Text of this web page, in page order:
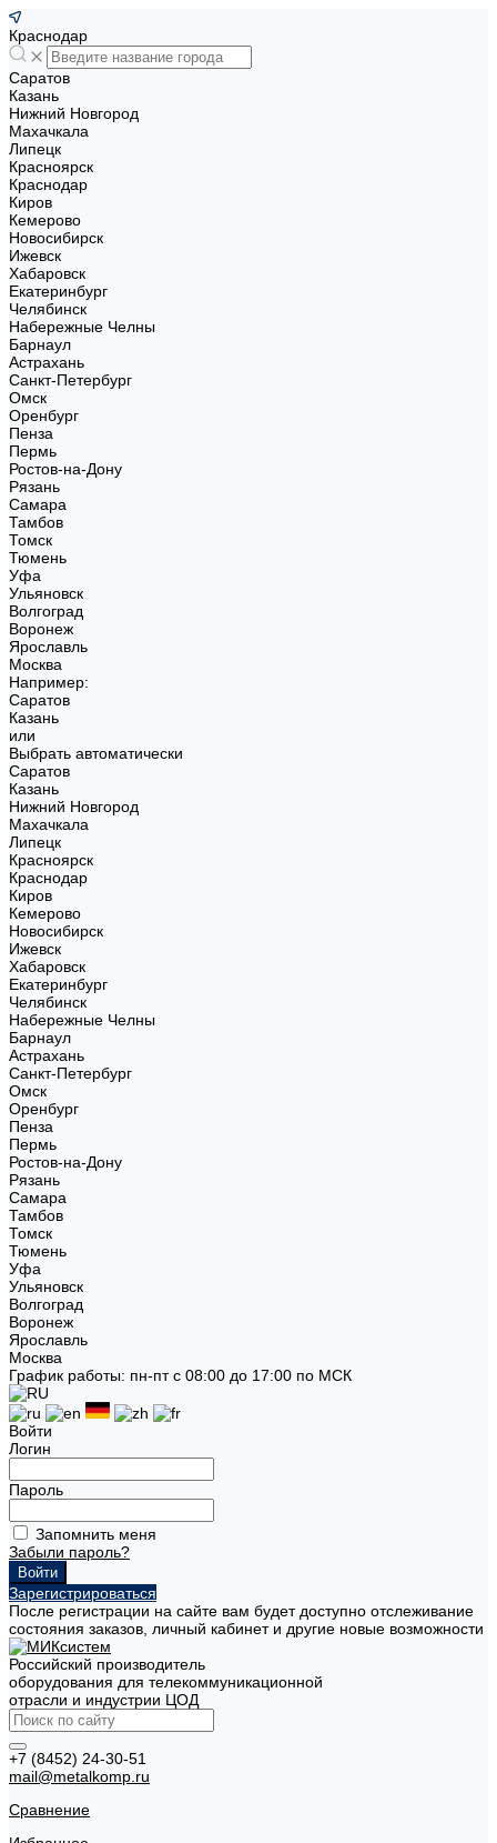
Краснодар
Саратов
Казань
Нижний Новгород
Махачкала
Липецк
Красноярск
Краснодар
Киров
Кемерово
Новосибирск
Ижевск
Хабаровск
Екатеринбург
Челябинск
Набережные Челны
Барнаул
Астрахань
Санкт-Петербург
Омск
Оренбург
Пенза
Пермь
Ростов-на-Дону
Рязань
Самара
Тамбов
Томск
Тюмень
Уфа
Ульяновск
Волгоград
Воронеж
Ярославль
Москва
Например:
Саратов
Казань
или
Выбрать автоматически
Саратов
Казань
Нижний Новгород
Махачкала
Липецк
Красноярск
Краснодар
Киров
Кемерово
Новосибирск
Ижевск
Хабаровск
Екатеринбург
Челябинск
Набережные Челны
Барнаул
Астрахань
Санкт-Петербург
Омск
Оренбург
Пенза
Пермь
Ростов-на-Дону
Рязань
Самара
Тамбов
Томск
Тюмень
Уфа
Ульяновск
Волгоград
Воронеж
Ярославль
Москва
График работы: пн-пт с 08:00 до 17:00 по МСК
Войти
Логин
Пароль
Запомнить меня
Забыли пароль?
Зарегистрироваться
После регистрации на сайте вам будет доступно отслеживание
состояния заказов, личный кабинет и другие новые возможности
Российский производитель
оборудования для телекоммуникационной
отрасли и индустрии ЦОД
+7 (8452) 24-30-51
mail@metalkomp.ru
Сравнение